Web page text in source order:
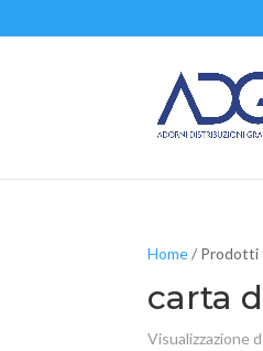
Home/ Prodotti
carta
Visualizzazione